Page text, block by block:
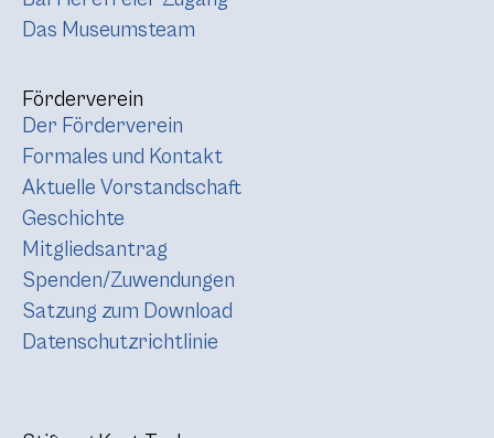
Das Museumsteam
Förderverein
Der Förderverein
Formales und Kontakt
Aktuelle Vorstandschaft
Geschichte
Mitgliedsantrag
Spenden/Zuwendungen
Satzung zum Download
Datenschutzrichtlinie